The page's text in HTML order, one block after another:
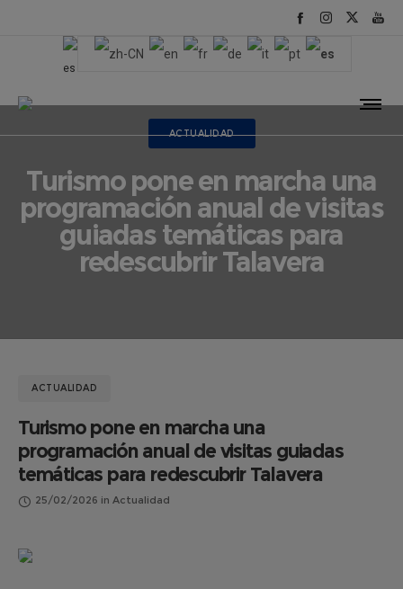
ACTUALIDAD
Turismo pone en marcha una
programación anual de visitas
guiadas temáticas para
redescubrir Talavera
ACTUALIDAD
Turismo pone en marcha una
programación anual de visitas guiadas
temáticas para redescubrir Talavera
25/02/2026 in Actualidad